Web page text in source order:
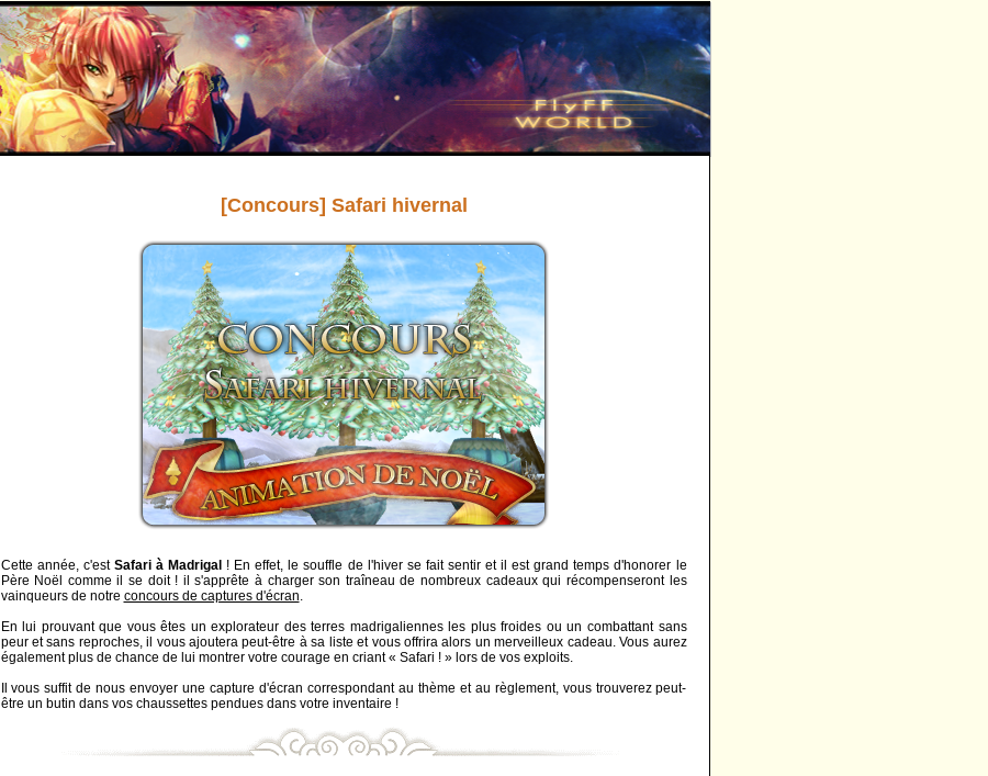
[Concours] Safari hivernal
Cette année, c'est Safari à Madrigal ! En effet, le souffle de l'hiver se fait sentir et il est grand temps d'honorer le
Père Noël comme il se doit ! il s'apprête à charger son traîneau de nombreux cadeaux qui récompenseront les
vainqueurs de notre concours de captures d'écran.
En lui prouvant que vous êtes un explorateur des terres madrigaliennes les plus froides ou un combattant sans
peur et sans reproches, il vous ajoutera peut-être à sa liste et vous offrira alors un merveilleux cadeau. Vous aurez
également plus de chance de lui montrer votre courage en criant « Safari ! » lors de vos exploits.
Il vous suffit de nous envoyer une capture d'écran correspondant au thème et au règlement, vous trouverez peut-
être un butin dans vos chaussettes pendues dans votre inventaire !